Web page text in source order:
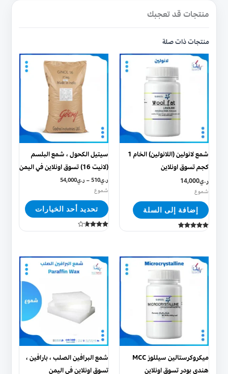
منتجات قد تعجبك
منتجات ذات صلة
شمع لانولين (اللانولين) الخام 1
كجم تسوق اونلاين
ر.ي14,000
شموع
إضافة إلى السلة
سيتيل الكحول ، شمع البلسم
(لانيت 16) تسوق اونلاين في اليمن
ر.ي510
– ر.ي54,000
شموع
تحديد أحد الخيارات
هناك
العديد
لهذا
المنتج.
الخيارات
المنتج
تم التقييم
ميكروكرستالين سيللوز MCC
هندي بودر تسوق اونلاين
هناك
العديد
لهذا
المنتج.
شمع البرافين الصلب ، بارافين ،
تسوق اونلاين في اليمن
هناك
العديد
الأشكال
لهذا
المنتج.